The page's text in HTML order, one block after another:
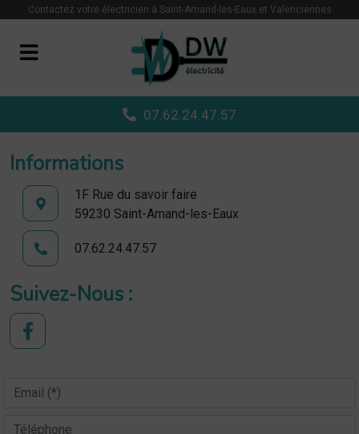
Contactez votre électricien à Saint-Amand-les-Eaux et Valenciennes
07.62.24.47.57
Informations
1F Rue du savoir faire
59230 Saint-Amand-les-Eaux
07.62.24.47.57
Suivez-Nous :
Panneau de gestion des cookies